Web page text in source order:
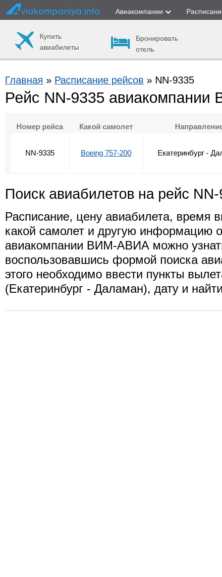
Авиакомпании
Купить
авиабилеты
Бронировать
отель
Главная » Расписание рейсов » NN-9335
Рейс NN-9335
Номер рейса Какой самолет
NN-9335 Boeing 757-200 Екатеринбург -
Поиск авиабилетов на рейс
Расписание, цену авиабилета, время
какой самолет и другую информацию
авиакомпании ВИМ-АВИА можно
воспользовавшись формой поиска
этого необходимо ввести пункты
(Екатеринбург - Даламан), дату и